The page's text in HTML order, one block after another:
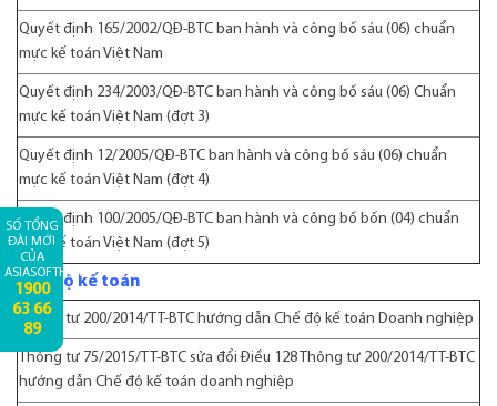
Quyết định 165/2002/QĐ-BTC ban hành và công bố sáu (06) chuẩn
mực kế toán Việt Nam
Quyết định 234/2003/QĐ-BTC ban hành và công bố sáu (06) Chuẩn
mực kế toán Việt Nam (đợt 3)
Quyết định 12/2005/QĐ-BTC ban hành và công bố sáu (06) chuẩn
mực kế toán Việt Nam (đợt 4)
Quyết định 100/2005/QĐ-BTC ban hành và công bố bốn (04) chuẩn
mực kế toán Việt Nam (đợt 5)
Chế độ kế toán
Thông tư 200/2014/TT-BTC hướng dẫn Chế độ kế toán Doanh nghiệp
Thông tư 75/2015/TT-BTC sửa đổi Điều 128 Thông tư 200/2014/TT-BTC
hướng dẫn Chế độ kế toán doanh nghiệp
SỐ TỔNG
ĐÀI MỚI
CỦA
ASIASOFTHCM:
1900
63 66
89